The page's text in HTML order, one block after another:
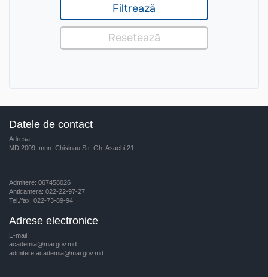
Datele de contact
Adresa:
MD 2009, mun. Chisinau Str. Gh. Asachi 21
Admitere: 067458026
Anticamera: 022-22-97-27
Tel./fax: 022-73-89-94
Adrese electronice
E-mail:
academia@mai.gov.md
admitere.academia@mai.gov.md